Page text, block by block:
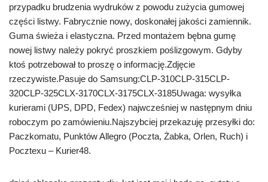
przypadku brudzenia wydruków z powodu zużycia gumowej
części listwy. Fabrycznie nowy, doskonałej jakości zamiennik.
Guma świeża i elastyczna. Przed montażem bębna gumę
nowej listwy należy pokryć proszkiem poślizgowym. Gdyby
ktoś potrzebował to proszę o informację.Zdjęcie
rzeczywiste.Pasuje do Samsung:CLP-310CLP-315CLP-
320CLP-325CLX-3170CLX-3175CLX-3185Uwaga: wysyłka
kurierami (UPS, DPD, Fedex) najwcześniej w następnym dniu
roboczym po zamówieniu.Najszybciej przekazuję przesyłki do:
Paczkomatu, Punktów Allegro (Poczta, Żabka, Orlen, Ruch) i
Pocztexu – Kurier48.